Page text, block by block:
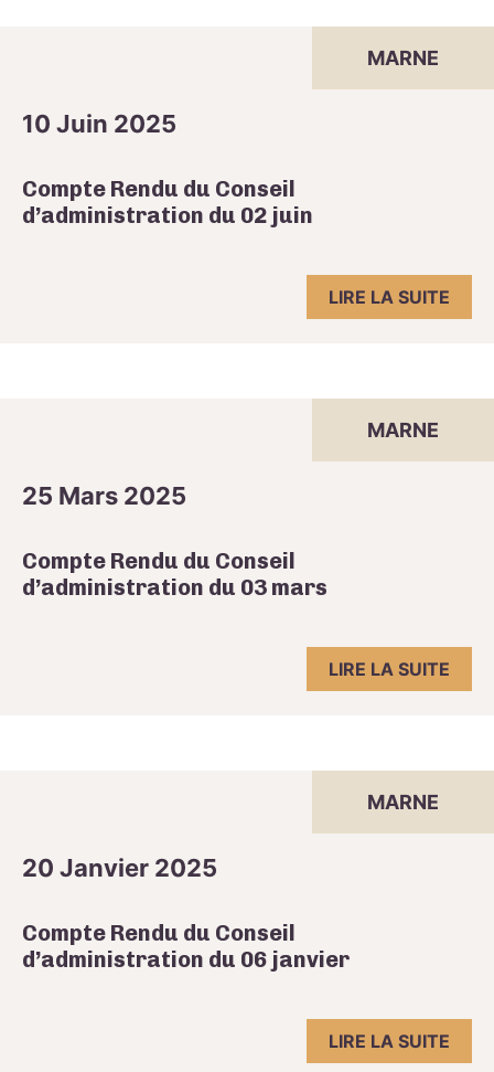
MARNE
10 Juin 2025
Compte Rendu du Conseil
d’administration du 02 juin
LIRE LA SUITE
MARNE
25 Mars 2025
Compte Rendu du Conseil
d’administration du 03 mars
LIRE LA SUITE
MARNE
20 Janvier 2025
Compte Rendu du Conseil
d’administration du 06 janvier
LIRE LA SUITE